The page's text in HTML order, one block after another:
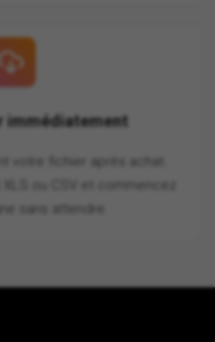
immédiatement
votre fichier après achat.
ou CSV et commencez
sans attendre.